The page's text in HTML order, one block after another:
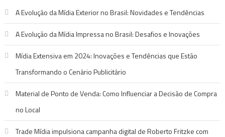
A Evolução da Mídia Exterior no Brasil: Novidades e Tendências
A Evolução da Mídia Impressa no Brasil: Desafios e Inovações
Mídia Extensiva em 2024: Inovações e Tendências que Estão
Transformando o Cenário Publicitário
Material de Ponto de Venda: Como Influenciar a Decisão de Compra
no Local
Trade Mídia impulsiona campanha digital de Roberto Fritzke com